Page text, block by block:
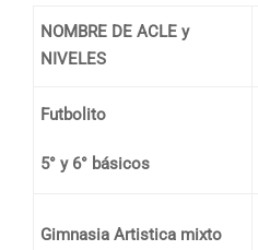
NOMBRE DE ACLE y
NIVELES
Futbolito
5° y 6° básicos
Gimnasia Artistica mixto